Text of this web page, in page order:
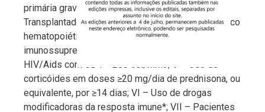
primária grave; II – Quimioterapia para câncer; III –
Transplantados de órgão sólido ou de células tronco
hematopoiéticas (TCTH) em uso de drogas
imunossupressoras; IV – Pessoas vivendo com
HIV/Aids com CD4 < 200 cel/mm3; V – Uso de
corticóides em doses ≥20 mg/dia de prednisona, ou
equivalente, por ≥14 dias; VI – Uso de drogas
modificadoras da resposta imune*; VII – Pacientes